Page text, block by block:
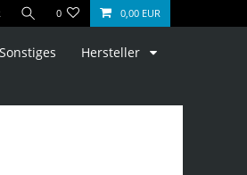
0 0,00 EUR
Sonstiges Hersteller